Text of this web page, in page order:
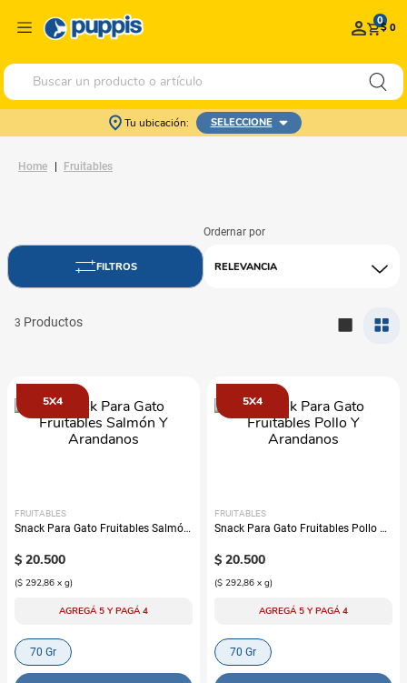
0$ 0
Buscar un producto o artículo
Tu ubicación: SELECCIONE
Fruitables
RELEVANCIA
3
5X4
FRUITABLES
Snack Para Gato Fruitables Salmón
$ 20.500
($ 292,86 x g)
AGREGÁ 5 Y PAGÁ 4
70 Gr
5X4
FRUITABLES
Snack Para Gato Fruitables Pollo Y
$ 20.500
($ 292,86 x g)
AGREGÁ 5 Y PAGÁ 4
70 Gr